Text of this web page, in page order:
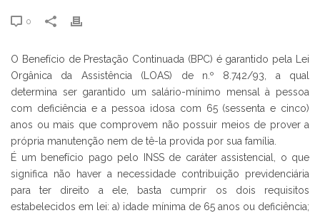
0
O Benefício de Prestação Continuada (BPC) é garantido pela Lei
Orgânica da Assistência (LOAS) de n.º 8.742/93, a qual
determina ser garantido um salário-mínimo mensal à pessoa
com deficiência e a pessoa idosa com 65 (sessenta e cinco)
anos ou mais que comprovem não possuir meios de prover a
própria manutenção nem de tê-la provida por sua família.
É um benefício pago pelo INSS de caráter assistencial, o que
significa não haver a necessidade contribuição previdenciária
para ter direito a ele, basta cumprir os dois requisitos
estabelecidos em lei: a) idade mínima de 65 anos ou deficiência;